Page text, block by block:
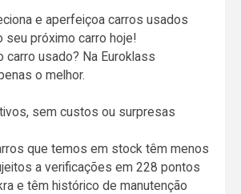
e aperfeiçoa carros usados
seu próximo carro hoje!
carro usado? Na Euroklass
o melhor.
sem custos ou surpresas
que temos em stock têm menos
a verificações em 228 pontos
e têm histórico de manutenção